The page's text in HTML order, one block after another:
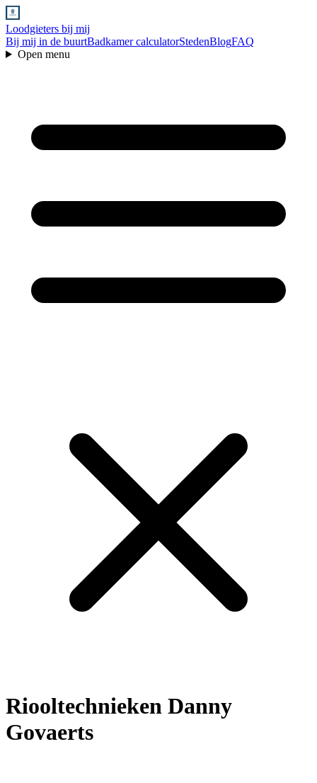
Loodgieters bij mij
Bij mij in de buurtBadkamer calculatorStedenBlogFAQ
Open menu
Riooltechnieken Danny
Govaerts